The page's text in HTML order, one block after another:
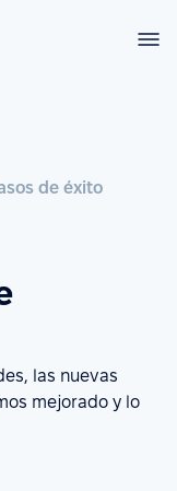
de éxito
las nuevas
mejorado y lo